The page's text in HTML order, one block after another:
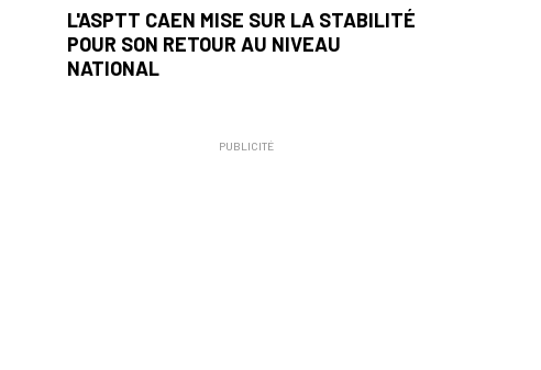
L'ASPTT CAEN MISE SUR LA STABILITÉ
POUR SON RETOUR AU NIVEAU
NATIONAL
PUBLICITÉ